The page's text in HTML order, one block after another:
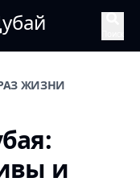
ЖИЗНИ
и